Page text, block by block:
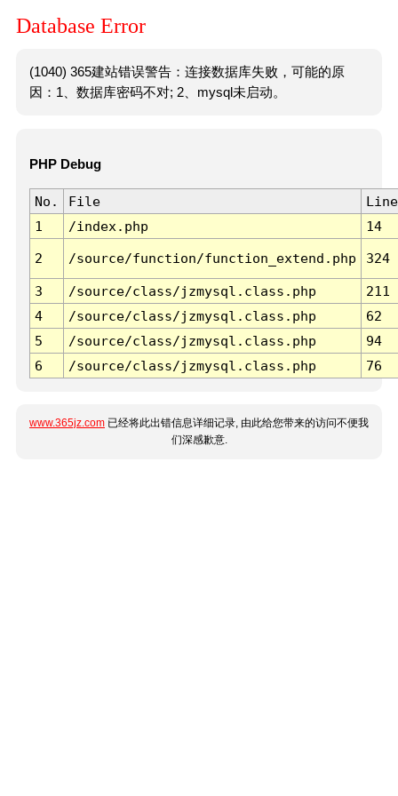
Database Error
(1040) 365建站错误警告：连接数据库失败，可能的原
因：1、数据库密码不对; 2、mysql未启动。
PHP Debug
No. File
Line
1
/index.php 14
2 /source/function/function_extend.php 324
3 /source/class/jzmysql.class.php
211
4
/source/class/jzmysql.class.php
62
5
/source/class/jzmysql.class.php
94
6
/source/class/jzmysql.class.php 76
www.365jz.com 已经将此出错信息详细记录, 由此给您带来的访问不便我
们深感歉意.